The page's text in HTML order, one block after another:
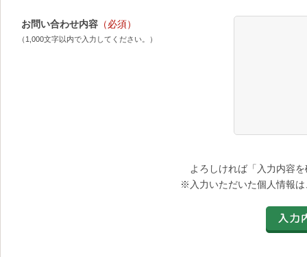
お問い合わせ内容 （必須）
（1,000文字以内で入力してください。）
よろしければ「入力内容
※入力いただいた個人情報